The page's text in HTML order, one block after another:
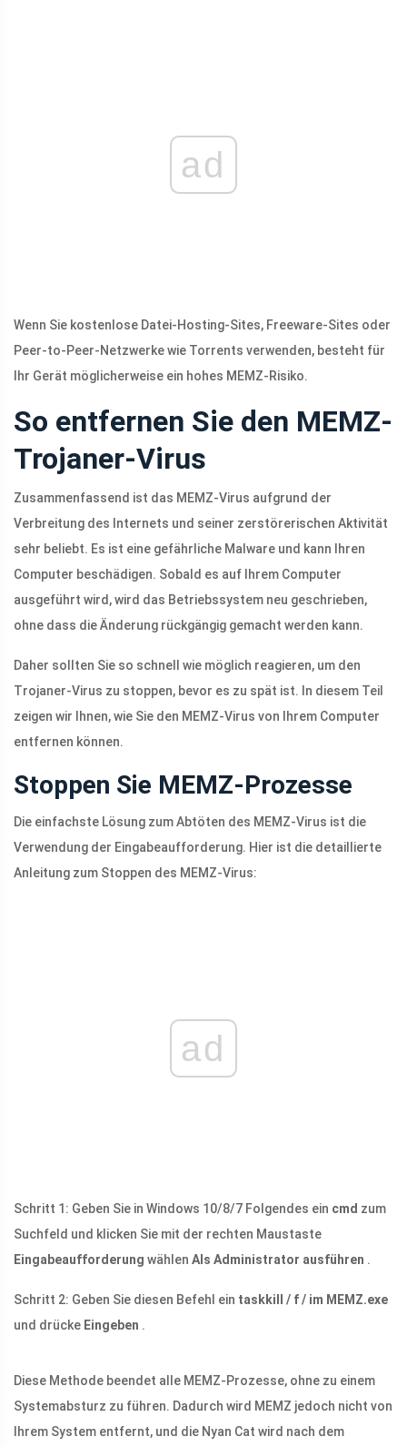
ad
Wenn Sie kostenlose Datei-Hosting-Sites, Freeware-Sites oder
Peer-to-Peer-Netzwerke wie Torrents verwenden, besteht für
Ihr Gerät möglicherweise ein hohes MEMZ-Risiko.
So entfernen Sie den MEMZ-
Trojaner-Virus
Zusammenfassend ist das MEMZ-Virus aufgrund der
Verbreitung des Internets und seiner zerstörerischen Aktivität
sehr beliebt. Es ist eine gefährliche Malware und kann Ihren
Computer beschädigen. Sobald es auf Ihrem Computer
ausgeführt wird, wird das Betriebssystem neu geschrieben,
ohne dass die Änderung rückgängig gemacht werden kann.
Daher sollten Sie so schnell wie möglich reagieren, um den
Trojaner-Virus zu stoppen, bevor es zu spät ist. In diesem Teil
zeigen wir Ihnen, wie Sie den MEMZ-Virus von Ihrem Computer
entfernen können.
Stoppen Sie MEMZ-Prozesse
Die einfachste Lösung zum Abtöten des MEMZ-Virus ist die
Verwendung der Eingabeaufforderung. Hier ist die detaillierte
Anleitung zum Stoppen des MEMZ-Virus:
ad
Schritt 1: Geben Sie in Windows 10/8/7 Folgendes ein cmd zum
Suchfeld und klicken Sie mit der rechten Maustaste
Eingabeaufforderung wählen Als Administrator ausführen .
Schritt 2: Geben Sie diesen Befehl ein taskkill / f / im MEMZ.exe
und drücke Eingeben .
Diese Methode beendet alle MEMZ-Prozesse, ohne zu einem
Systemabsturz zu führen. Dadurch wird MEMZ jedoch nicht von
Ihrem System entfernt, und die Nyan Cat wird nach dem